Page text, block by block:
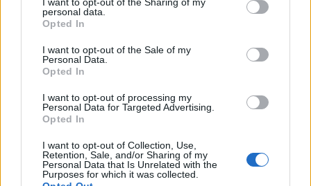
grant or deny consent to Google and its third-party tags to
use your data for below specified purposes in below Google
consent section.
personal data.
Opted In
I want to opt-out of the Sale of my
Personal Data.
Opted In
I want to opt-out of processing my
Personal Data for Targeted Advertising.
Opted In
I want to opt-out of Collection, Use,
Retention, Sale, and/or Sharing of my
Personal Data that Is Unrelated with the
Purposes for which it was collected.
Mildred Pierce
televíziós
sorozatok és tévéfilmek kategóriájában az